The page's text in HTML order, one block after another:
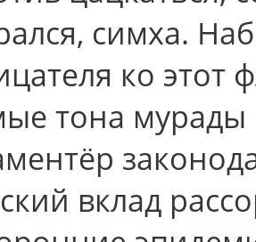
симха.
ко этот
тона
вклад